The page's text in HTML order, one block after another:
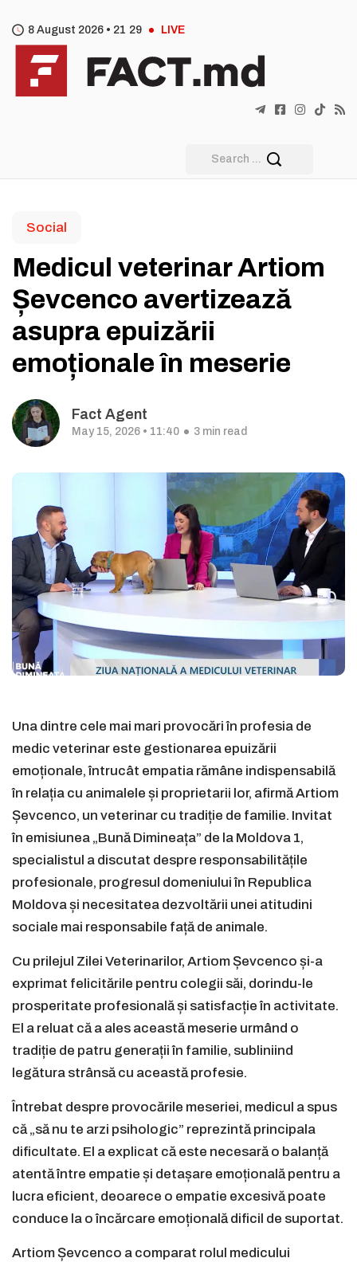
8 August 2026 • 21 29 LIVE
Social
Medicul veterinar Artiom
Șevcenco avertizează
asupra epuizării
emoționale în meserie
Fact Agent
May 15, 2026 • 11:40 3 min read
Una dintre cele mai mari provocări în profesia de
medic veterinar este gestionarea epuizării
emoționale, întrucât empatia rămâne indispensabilă
în relația cu animalele și proprietarii lor, afirmă Artiom
Șevcenco, un veterinar cu tradiție de familie. Invitat
în emisiunea „Bună Dimineața” de la Moldova 1,
specialistul a discutat despre responsabilitățile
profesionale, progresul domeniului în Republica
Moldova și necesitatea dezvoltării unei atitudini
sociale mai responsabile față de animale.
Cu prilejul Zilei Veterinarilor, Artiom Șevcenco și-a
exprimat felicitările pentru colegii săi, dorindu-le
prosperitate profesională și satisfacție în activitate.
El a reluat că a ales această meserie urmând o
tradiție de patru generații în familie, subliniind
legătura strânsă cu această profesie.
Întrebat despre provocările meseriei, medicul a spus
că „să nu te arzi psihologic” reprezintă principala
dificultate. El a explicat că este necesară o balanță
atentă între empatie și detașare emoțională pentru a
lucra eficient, deoarece o empatie excesivă poate
conduce la o încărcare emoțională dificil de suportat.
Artiom Șevcenco a comparat rolul medicului